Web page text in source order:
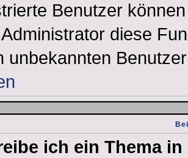
Benutzer
diese
unbekannten
ich ein Thema